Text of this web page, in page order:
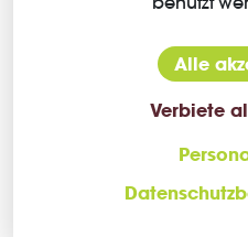
sie die Extrameile – das
Das belgische Lager von
Serienfertigung – wir sind
Alle
Verbiete